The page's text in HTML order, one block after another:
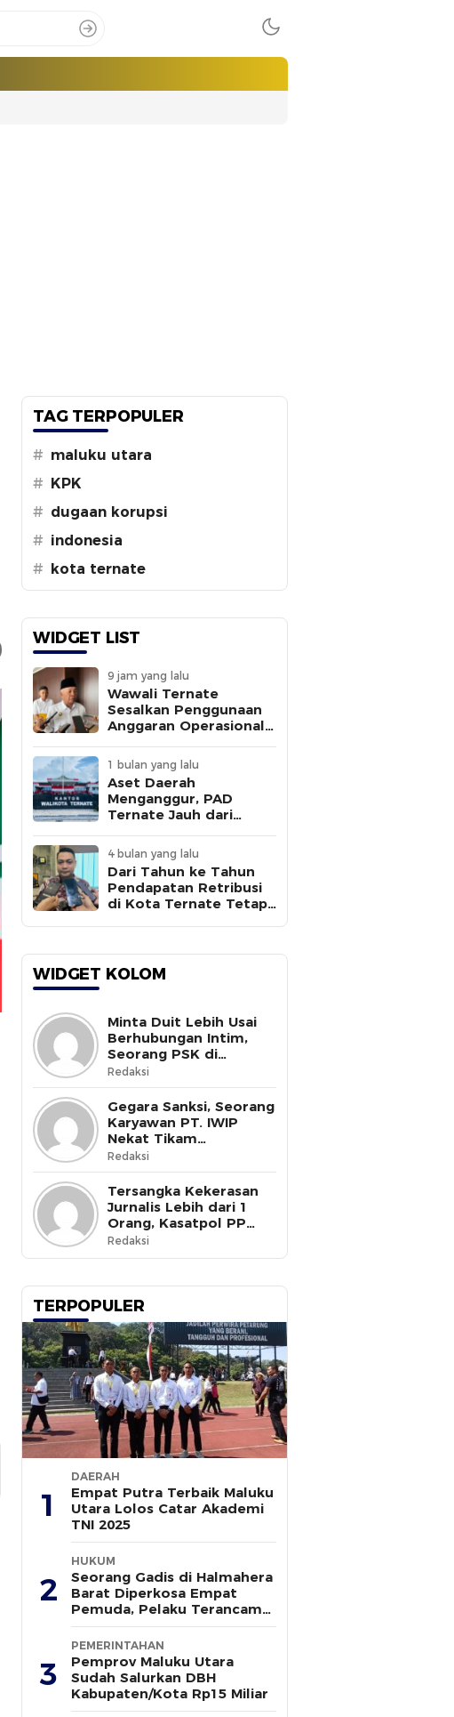
TAG TERPOPULER
# maluku utara
# KPK
# dugaan korupsi
# indonesia
# kota ternate
WIDGET LIST
9 jam yang lalu
Wawali Ternate
Sesalkan Penggunaan
Anggaran Operasional
Sepengetahuannya
1 bulan yang lalu
Aset Daerah
Menganggur, PAD
Ternate Jauh dari
4 bulan yang lalu
Dari Tahun ke Tahun
Pendapatan Retribusi
di Kota Ternate Tetap
WIDGET KOLOM
Minta Duit Lebih Usai
Berhubungan Intim,
Seorang PSK di
Halmahera Selatan
Tewas Ditusuk
Redaksi
Gegara Sanksi, Seorang
Karyawan PT. IWIP
Nekat Tikam
Pimpinannya
Redaksi
Tersangka Kekerasan
Jurnalis Lebih dari 1
Orang, Kasatpol PP
Ternate Masih Mangkir
Redaksi
TERPOPULER
1
DAERAH
Empat Putra Terbaik Maluku
Utara Lolos Catar Akademi
TNI 2025
2
HUKUM
Seorang Gadis di Halmahera
Barat Diperkosa Empat
Pemuda, Pelaku Terancam
15 Tahun Penjara
3
PEMERINTAHAN
Pemprov Maluku Utara
Sudah Salurkan DBH
Kabupaten/Kota Rp15 Miliar